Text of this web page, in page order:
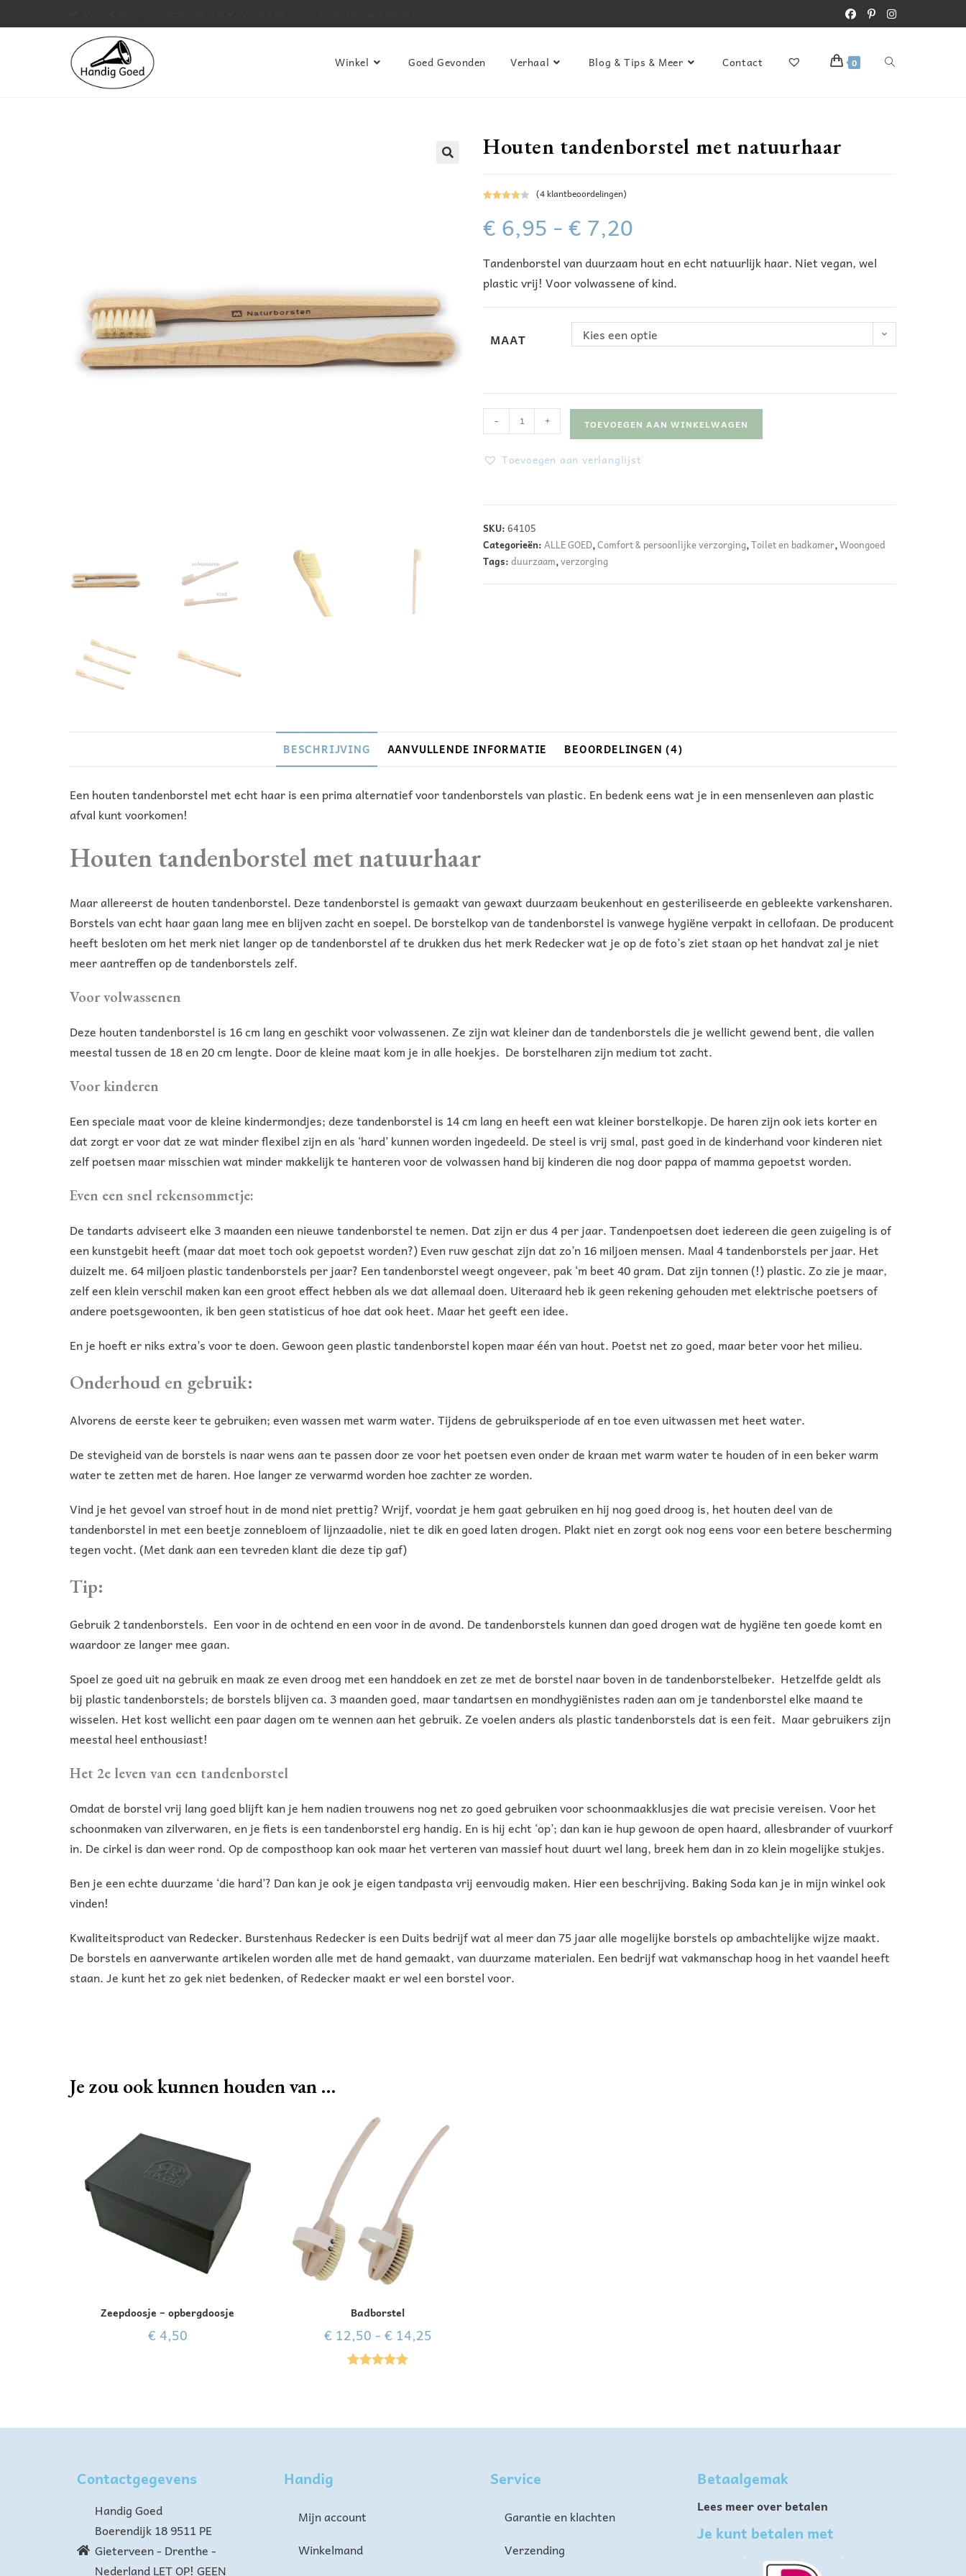
Winkel Goed Gevonden Verhaal Blog & Tips & Meer Contact 0
Houten tandenborstel met natuurhaar
erd 4.00
op 5
d opklant
gen
(4klantbeoordelingen)
€ 6,95 -€ 7,20
Tandenborstel van duurzaam hout en echt natuurlijk haar. Niet vegan, wel
plastic vrij! Voor volwassene of kind.
MAAT Kies een optie
- + TOEVOEGEN AAN WINKELWAGEN
Toevoegen aan verlanglijst
l
t
e
SKU:64105
Categorieën:ALLE GOED,Comfort & persoonlijke verzorging,Toilet en badkamer,Woongoed
Tags:duurzaam,verzorging
BESCHRIJVING AANVULLENDE INFORMATIE BEOORDELINGEN (4)
Een houten tandenborstel met echt haar is een prima alternatief voor tandenborstels van plastic. En bedenk eens wat je in een mensenleven aan plastic
afval kunt voorkomen!
Houten tandenborstel met natuurhaar
Maar allereerst de houten tandenborstel. Deze tandenborstel is gemaakt van gewaxt duurzaam beukenhout en gesteriliseerde en gebleekte varkensharen.
Borstels van echt haar gaan lang mee en blijven zacht en soepel. De borstelkop van de tandenborstel is vanwege hygiëne verpakt in cellofaan. De producent
heeft besloten om het merk niet langer op de tandenborstel af te drukken dus het merk Redecker wat je op de foto’s ziet staan op het handvat zal je niet
meer aantreffen op de tandenborstels zelf.
Voor volwassenen
Deze houten tandenborstel is 16 cm lang en geschikt voor volwassenen. Ze zijn wat kleiner dan de tandenborstels die je wellicht gewend bent, die vallen
meestal tussen de 18 en 20 cm lengte. Door de kleine maat kom je in alle hoekjes. De borstelharen zijn medium tot zacht.
Voor kinderen
Een speciale maat voor de kleine kindermondjes; deze tandenborstel is 14 cm lang en heeft een wat kleiner borstelkopje. De haren zijn ook iets korter en
dat zorgt er voor dat ze wat minder flexibel zijn en als ‘hard’ kunnen worden ingedeeld. De steel is vrij smal, past goed in de kinderhand voor kinderen niet
zelf poetsen maar misschien wat minder makkelijk te hanteren voor de volwassen hand bij kinderen die nog door pappa of mamma gepoetst worden.
Even een snel rekensommetje:
De tandarts adviseert elke 3 maanden een nieuwe tandenborstel te nemen. Dat zijn er dus 4 per jaar. Tandenpoetsen doet iedereen die geen zuigeling is of
een kunstgebit heeft (maar dat moet toch ook gepoetst worden?) Even ruw geschat zijn dat zo’n 16 miljoen mensen. Maal 4 tandenborstels per jaar. Het
duizelt me. 64 miljoen plastic tandenborstels per jaar? Een tandenborstel weegt ongeveer, pak ‘m beet 40 gram. Dat zijn tonnen (!) plastic. Zo zie je maar,
zelf een klein verschil maken kan een groot effect hebben als we dat allemaal doen. Uiteraard heb ik geen rekening gehouden met elektrische poetsers of
andere poetsgewoonten, ik ben geen statisticus of hoe dat ook heet. Maar het geeft een idee.
En je hoeft er niks extra’s voor te doen. Gewoon geen plastic tandenborstel kopen maar één van hout. Poetst net zo goed, maar beter voor het milieu.
Onderhoud en gebruik:
Alvorens de eerste keer te gebruiken; even wassen met warm water. Tijdens de gebruiksperiode af en toe even uitwassen met heet water.
De stevigheid van de borstels is naar wens aan te passen door ze voor het poetsen even onder de kraan met warm water te houden of in een beker warm
water te zetten met de haren. Hoe langer ze verwarmd worden hoe zachter ze worden.
Vind je het gevoel van stroef hout in de mond niet prettig? Wrijf, voordat je hem gaat gebruiken en hij nog goed droog is, het houten deel van de
tandenborstel in met een beetje zonnebloem of lijnzaadolie, niet te dik en goed laten drogen. Plakt niet en zorgt ook nog eens voor een betere bescherming
tegen vocht. (Met dank aan een tevreden klant die deze tip gaf)
Tip:
Gebruik 2 tandenborstels. Een voor in de ochtend en een voor in de avond. De tandenborstels kunnen dan goed drogen wat de hygiëne ten goede komt en
waardoor ze langer mee gaan.
Spoel ze goed uit na gebruik en maak ze even droog met een handdoek en zet ze met de borstel naar boven in de tandenborstelbeker. Hetzelfde geldt als
bij plastic tandenborstels; de borstels blijven ca. 3 maanden goed, maar tandartsen en mondhygiënistes raden aan om je tandenborstel elke maand te
wisselen. Het kost wellicht een paar dagen om te wennen aan het gebruik. Ze voelen anders als plastic tandenborstels dat is een feit. Maar gebruikers zijn
meestal heel enthousiast!
Het 2e leven van een tandenborstel
Omdat de borstel vrij lang goed blijft kan je hem nadien trouwens nog net zo goed gebruiken voor schoonmaakklusjes die wat precisie vereisen. Voor het
schoonmaken van zilverwaren, en je fiets is een tandenborstel erg handig. En is hij echt ‘op’; dan kan ie hup gewoon de open haard, allesbrander of vuurkorf
in. De cirkel is dan weer rond. Op de composthoop kan ook maar het verteren van massief hout duurt wel lang, breek hem dan in zo klein mogelijke stukjes.
Ben je een echte duurzame ‘die hard’? Dan kan je ook je eigen tandpasta vrij eenvoudig maken. Hiereen beschrijving. Baking Soda kan je in mijn winkel ook
vinden!
Kwaliteitsproduct vanRedecker. Burstenhaus Redecker is een Duits bedrijf wat al meer dan 75 jaar alle mogelijke borstels op ambachtelijke wijze maakt.
De borstels en aanverwante artikelen worden alle met de hand gemaakt, van duurzame materialen. Een bedrijf wat vakmanschap hoog in het vaandel heeft
staan. Je kunt het zo gek niet bedenken, of Redecker maakt er wel een borstel voor.
Je zou ook kunnen houden van …
Zeepdoosje – opbergdoosje
€ 4,50
Badborstel
€ 12,50 - € 14,25
Contactgegevens
Handig Goed
Boerendijk 18 9511 PE
Gieterveen - Drenthe -
Nederland LET OP! GEEN
Handig
Mijn account
Winkelmand
Service
Garantie en klachten
Verzending
Betaalgemak
Lees meer over betalen
Je kunt betalen met